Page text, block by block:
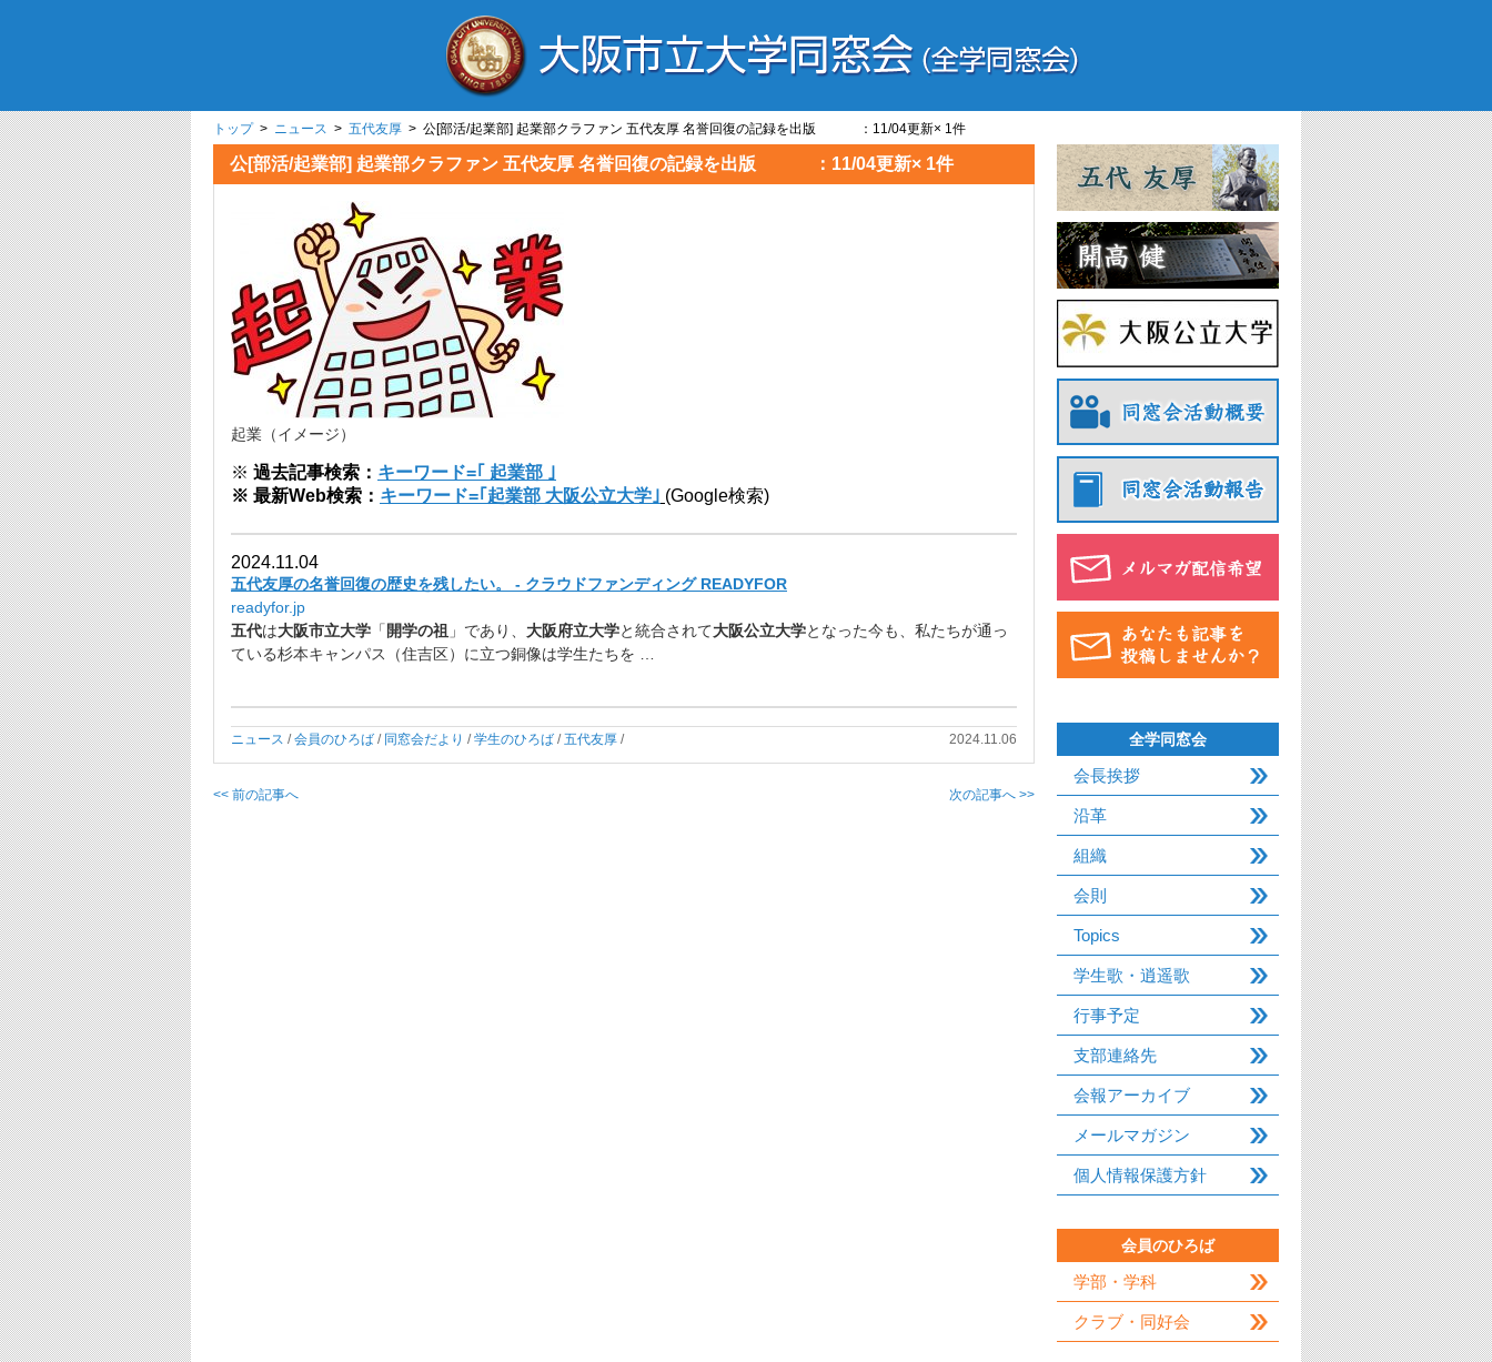
トップ> ニュース > 五代友厚 > 公[部活/起業部] 起業部クラファン 五代友厚 名誉回復の記録を出版 ：11/04更新× 1件
公[部活/起業部] 起業部クラファン 五代友厚 名誉回復の記録を出版 ：11/04更新× 1件
起業（イメージ）
※ 過去記事検索： キーワード=｢ 起業部 ｣
※ 最新Web検索： キーワード=｢起業部 大阪公立大学｣ (Google検索)
2024.11.04
五代友厚の名誉回復の歴史を残したい。 - クラウドファンディング READYFOR
readyfor.jp
五代は大阪市立大学 「 開学の祖 」であり、 大阪府立大学と統合されて大阪公立大学となった今も、 私たちが通っ
ている杉本キャンパス（住吉区） に立つ銅像は学生たちを …
ニュース /会員のひろば / 同窓会だより /学生のひろば /五代友厚 / 2024.11.06
<< 前の記事へ 次の記事へ >>
全学同窓会
会長挨拶
沿革
組織
会則
Topics
学生歌・逍遥歌
行事予定
支部連絡先
会報アーカイブ
メールマガジン
個人情報保護方針
会員のひろば
学部・学科
クラブ・同好会